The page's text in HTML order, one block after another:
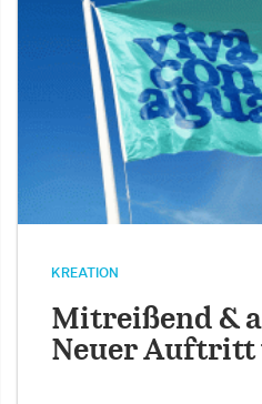
KREATION
Mitreißend &
Neuer Auftritt